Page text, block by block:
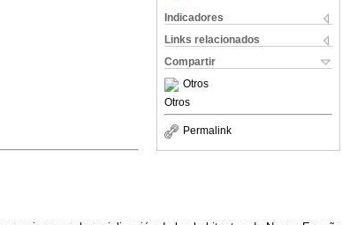
Indicadores
Links relacionados
Compartir
Otros
Otros
Permalink